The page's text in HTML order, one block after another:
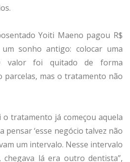
Yoiti Maeno pagou R$
sonho antigo: colocar uma
valor foi quitado de forma
parcelas, mas o tratamento não
o tratamento já começou aquela
pensar ‘esse negócio talvez não
um intervalo. Nesse intervalo
chegava lá era outro dentista”,